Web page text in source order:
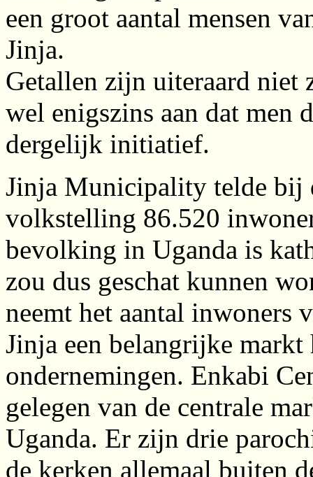
een groot aantal mensen
Jinja.
Getallen zijn uiteraard niet
wel enigszins aan dat men
dergelijk initiatief.
Jinja Municipality telde bij
volkstelling 86.520
bevolking in Uganda is
zou dus geschat kunnen
neemt het aantal inwoners
Jinja een belangrijke
ondernemingen. Enkabi
gelegen van de centrale
Uganda. Er zijn drie
de kerken allemaal buiten